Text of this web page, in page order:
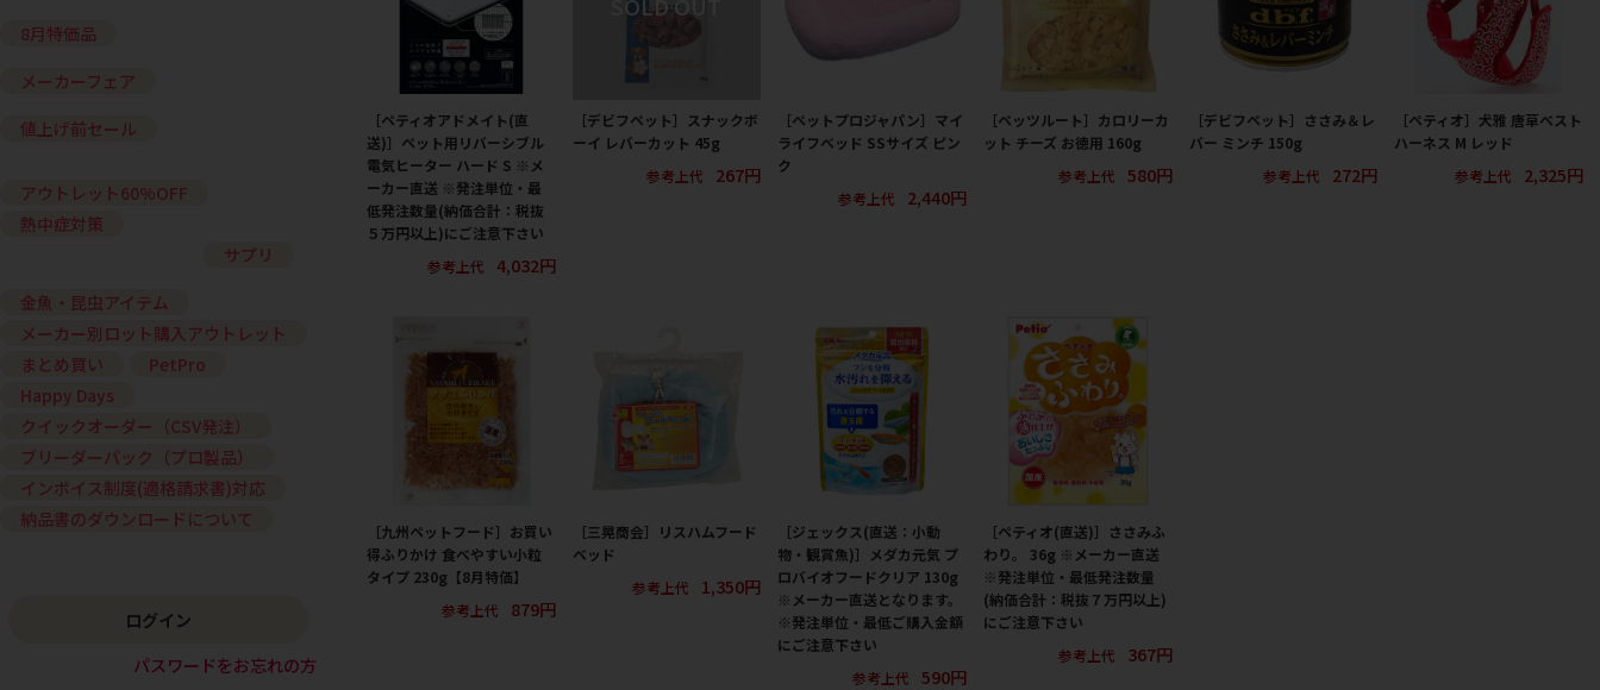
［ペティオアドメイト(直
送)］ペット用リバーシブル
電気ヒーター ハード S ※メ
ーカー直送 ※発注単位・最
低発注数量(納価合計：税抜
５万円以上)にご注意下さい
参考上代
4,032円
［デビフペット］スナックボ
ーイ レバーカット 45g
参考上代
267円
［ペットプロジャパン］マイ
ライフベッド SSサイズ ピン
ク
参考上代
2,440円
［ペッツルート］カロリーカ
ット チーズ お徳用 160g
参考上代
580円
［デビフペット］ささみ＆レ
バー ミンチ 150g
参考上代
272円
［ペティオ］犬雅 唐草ベスト
ハーネス M レッド
参考上代
2,325円
［九州ペットフード］お買い
得ふりかけ 食べやすい小粒
タイプ 230g【8月特価】
参考上代
879円
［三晃商会］リスハムフード
ベッド
参考上代
1,350円
［ジェックス(直送：小動
物・観賞魚)］メダカ元気 プ
ロバイオフードクリア 130g
※メーカー直送となります。
※発注単位・最低ご購入金額
にご注意下さい
参考上代
590円
［ペティオ(直送)］ささみふ
わり。 36g ※メーカー直送
※発注単位・最低発注数量
(納価合計：税抜７万円以上)
にご注意下さい
参考上代
367円
8月特価品
メーカーフェア
値上げ前セール
アウトレット60%OFF
熱中症対策
サプリ
金魚・昆虫アイテム
メーカー別ロット購入アウトレット
まとめ買い
PetPro
Happy Days
クイックオーダー（CSV発注）
ブリーダーパック（プロ製品）
インボイス制度(適格請求書)対応
納品書のダウンロードについて
ログイン
パスワードをお忘れの方